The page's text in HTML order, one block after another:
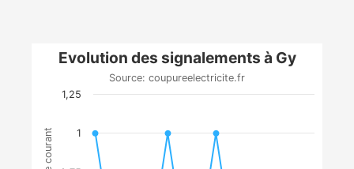
Evolution des signalements à Gy
Source: coupureelectricite.fr
1
1,25